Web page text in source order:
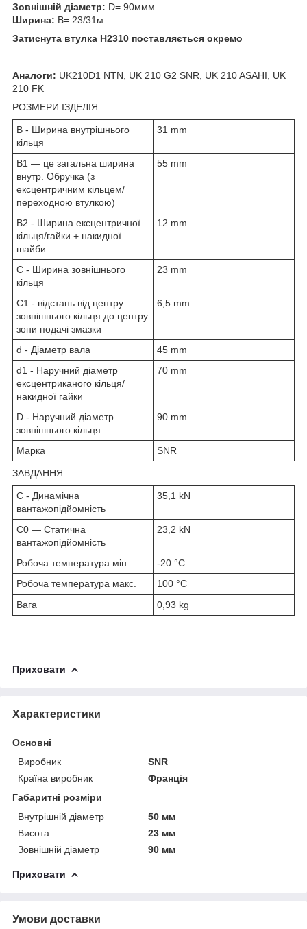
Зовнішній діаметр: D= 90ммм.
Ширина: B= 23/31м.
Затиснута втулка H2310 поставляється окремо
Аналоги: UK210D1 NTN, UK 210 G2 SNR, UK 210 ASAHI, UK
210 FK
РОЗМЕРИ ІЗДЕЛІЯ
B - Ширина внутрішнього
кільця
31 mm
B1 — це загальна ширина
внутр. Обручка (з
ексцентричним кільцем/
переходною втулкою)
55 mm
B2 - Ширина ексцентричної
кільця/гайки + накидної
шайби
12 mm
C - Ширина зовнішнього
кільця
23 mm
C1 - відстань від центру
зовнішнього кільця до центру
зони подачі змазки
6,5 mm
d - Діаметр вала
45 mm
d1 - Наручний діаметр
ексцентриканого кільця/
накидної гайки
70 mm
D - Наручний діаметр
зовнішнього кільця
90 mm
Марка SNR
ЗАВДАННЯ
C - Динамічна
вантажопідйомність
35,1 kN
C0 — Статична
вантажопідйомність
23,2 kN
Робоча температура мін.
-20 °C
Робоча температура макс.
100 °C
Вага
0,93 kg
Приховати
Характеристики
Основні
Виробник
SNR
Країна виробник
Франція
Габаритні розміри
Внутрішній діаметр
50 мм
Висота
23 мм
Зовнішній діаметр
90 мм
Приховати
Умови доставки